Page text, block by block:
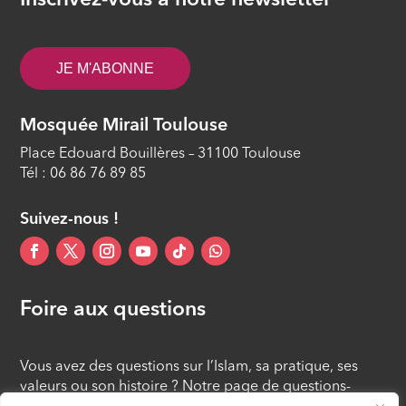
Islam, savoir et cultures #32 - Les
bienséances de l’Aïd al Adha
meilleurs jours de l’année
JE M'ABONNE
Mosquée Mirail Toulouse
Place Edouard Bouillères – 31100 Toulouse
Tél : 06 86 76 89 85
Suivez-nous !
Foire aux questions
Vous avez des questions sur l’Islam, sa pratique, ses
valeurs ou son histoire ? Notre page de questions-